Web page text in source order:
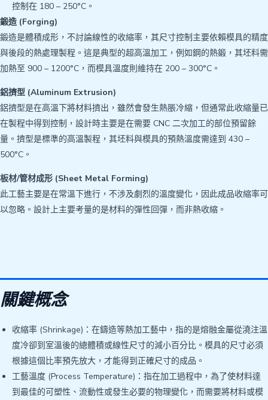
控制在 180 – 250°C。
鍛造 (Forging)
鍛造是體積成形，不討論線性的收縮率，其尺寸控制主要依賴模具的精度
與後段的熱處理製程。這是典型的超高溫加工，例如鋼的熱鍛，其坯料需
加熱至 900 – 1200°C，而模具溫度則維持在 200 – 300°C。
鋁擠型 (Aluminum Extrusion)
鋁擠型是在高溫下將材料擠出，雖然會發生熱脹冷縮，但通常此收縮量已
在製程中得到控制，設計時主要是在需要 CNC 二次加工的部位預留餘
量。擠型是標準的高溫製程，其坯料與模具的預熱溫度需達到 430 –
500°C。
板材/管材成形 (Sheet Metal Forming)
此工藝主要是在常溫下進行，不涉及劇烈的溫度變化，因此成品收縮率可
以忽略。設計上主要考量的是材料的彈性回彈，而非熱收縮。
關鍵概念
收縮率 (Shrinkage)：在鑄造等熱加工藝中，指的是熔融金屬從澆注溫
度冷卻到室溫後的總體積或線性尺寸的減小百分比。模具的尺寸必須
根據這個比率預先放大，才能得到正確尺寸的成品。
工藝溫度 (Process Temperature)：指在加工過程中，為了使材料達
到最佳的可塑性、流動性或發生必要的物理變化，而需要將材料或模